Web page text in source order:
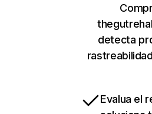
detecta
Evalua el